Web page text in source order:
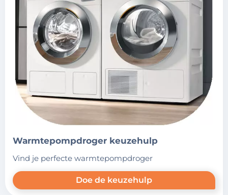
warmtepompdroger keuzehulp
vind je perfecte warmtepompdroger
Doe de keuzehulp